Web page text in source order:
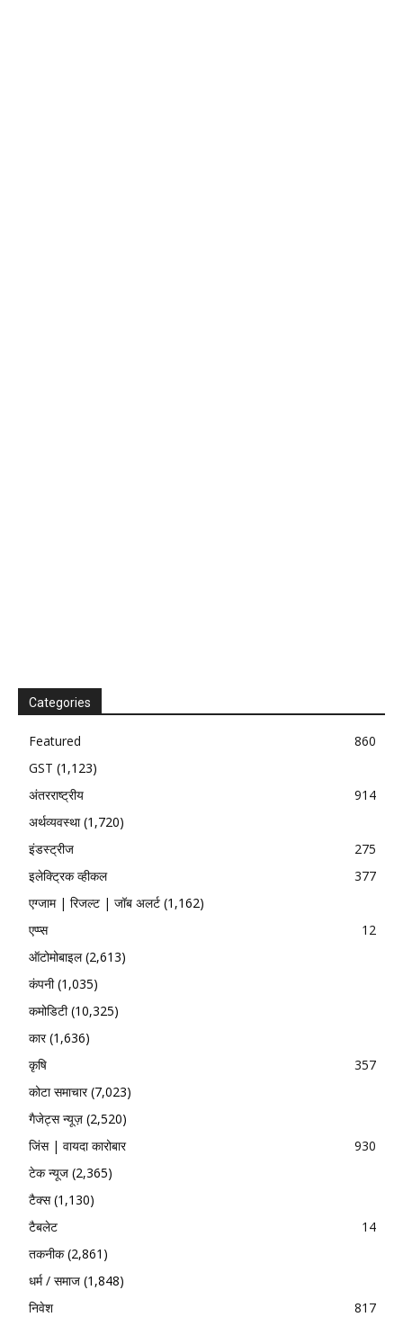
Categories
Featured
860
GST (1,123)
अंतरराष्ट्रीय
914
अर्थव्यवस्था(1,720)
इंडस्ट्रीज
275
इलेक्ट्रिक व्हीकल
377
एग्जाम | रिजल्ट | जॉब अलर्ट (1,162)
एप्प्स
12
ऑटोमोबाइल(2,613)
कंपनी(1,035)
कमोडिटी(10,325)
कार(1,636)
कृषि
357
कोटा समाचार(7,023)
गैजेट्स न्यूज़ (2,520)
जिंस | वायदा कारोबार
930
टेक न्यूज (2,365)
टैक्स(1,130)
टैबलेट
14
तकनीक(2,861)
धर्म / समाज (1,848)
निवेश
817